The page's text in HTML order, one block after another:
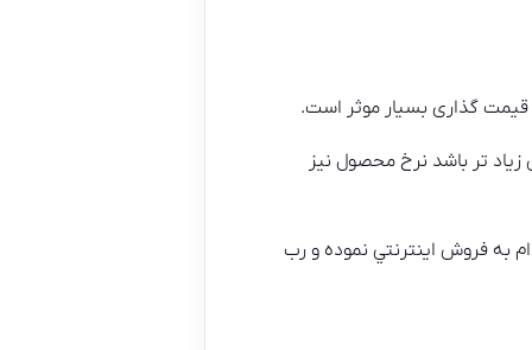
قیمت گذاری بسیار موثر است.
و ابعاد سفارش زیاد تر باشد نرخ محصول نیز
به فروش اينترنتي نموده و رب